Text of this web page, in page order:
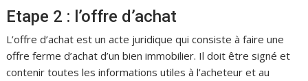
Etape 2 : l’offre d’achat
L’offre d’achat est un acte juridique qui consiste à faire une
offre ferme d’achat d’un bien immobilier. Il doit être signé et
contenir toutes les informations utiles à l’acheteur et au